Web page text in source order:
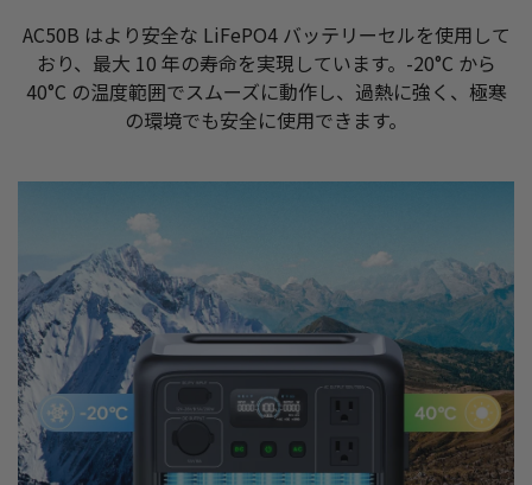
AC50B はより安全な LiFePO4 バッテリーセルを使用して
おり、最大 10 年の寿命を実現しています。-20°C から
40°C の温度範囲でスムーズに動作し、過熱に強く、極寒
の環境でも安全に使用できます。